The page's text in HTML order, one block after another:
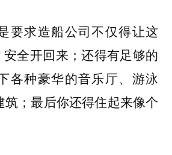
要求造船公司不仅得让这
安全开回来；还得有足够的
各种豪华的音乐厅、游泳
筑；最后你还得住起来像个